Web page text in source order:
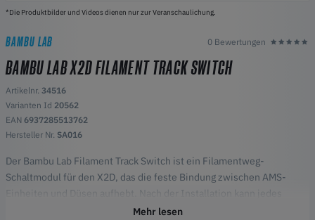
*Die Produktbilder und Videos dienen nur zur Veranschaulichung.
BAMBU LAB 0 Bewertungen
BAMBU LAB X2D FILAMENT TRACK SWITCH
Artikelnr. 34516
Varianten Id 20562
EAN 6937285513762
Hersteller Nr. SA016
Der Bambu Lab Filament Track Switch ist ein Filamentweg-
Schaltmodul für den X2D, das die feste Bindung zwischen AMS-
Einheiten und Düsen aufhebt. Nach der Installation kann jedes
Filament in jedem angeschlossenen AMS frei an jede Düse — links
Mehr lesen